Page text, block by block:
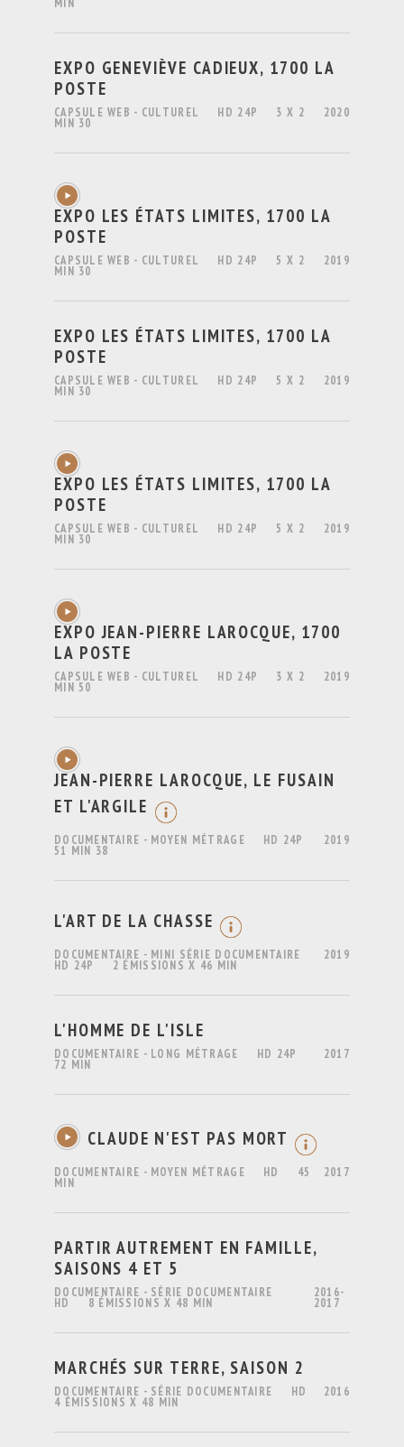
MIN
EXPO GENEVIÈVE CADIEUX, 1700 LA
POSTE
CAPSULE WEB - CULTUREL HD 24P 3 X 2
MIN 30
2020
EXPO LES ÉTATS LIMITES, 1700 LA
POSTE
CAPSULE WEB - CULTUREL HD 24P 5 X 2
MIN 30
2019
EXPO LES ÉTATS LIMITES, 1700 LA
POSTE
CAPSULE WEB - CULTUREL HD 24P 5 X 2
MIN 30
2019
EXPO LES ÉTATS LIMITES, 1700 LA
POSTE
CAPSULE WEB - CULTUREL HD 24P 5 X 2
MIN 30
2019
EXPO JEAN-PIERRE LAROCQUE, 1700
LA POSTE
CAPSULE WEB - CULTUREL HD 24P 3 X 2
MIN 50
2019
JEAN-PIERRE LAROCQUE, LE FUSAIN
ET L'ARGILE
DOCUMENTAIRE - MOYEN MÉTRAGE HD 24P
51 MIN 38
2019
L'ART DE LA CHASSE
DOCUMENTAIRE - MINI SÉRIE DOCUMENTAIRE
HD 24P 2 ÉMISSIONS X 46 MIN
2019
L'HOMME DE L'ISLE
DOCUMENTAIRE - LONG MÉTRAGE HD 24P
72 MIN
2017
CLAUDE N'EST PAS MORT
DOCUMENTAIRE - MOYEN MÉTRAGE HD 45
MIN
2017
PARTIR AUTREMENT EN FAMILLE,
SAISONS 4 ET 5
DOCUMENTAIRE - SÉRIE DOCUMENTAIRE
HD 8 ÉMISSIONS X 48 MIN
2016-
2017
MARCHÉS SUR TERRE, SAISON 2
DOCUMENTAIRE - SÉRIE DOCUMENTAIRE HD
4 ÉMISSIONS X 48 MIN
2016